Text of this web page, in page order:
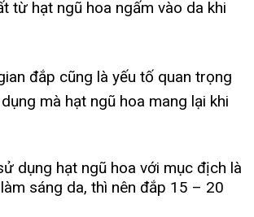
từ hạt ngũ hoa ngấm vào da khi
đắp cũng là yếu tố quan trọng
mà hạt ngũ hoa mang lại khi
dụng hạt ngũ hoa với mục địch là
sáng da, thì nên đắp 15 – 20